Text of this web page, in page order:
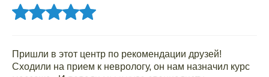
Пришли в этот центр по рекомендации друзей!
Сходили на прием к неврологу, он нам назначил курс